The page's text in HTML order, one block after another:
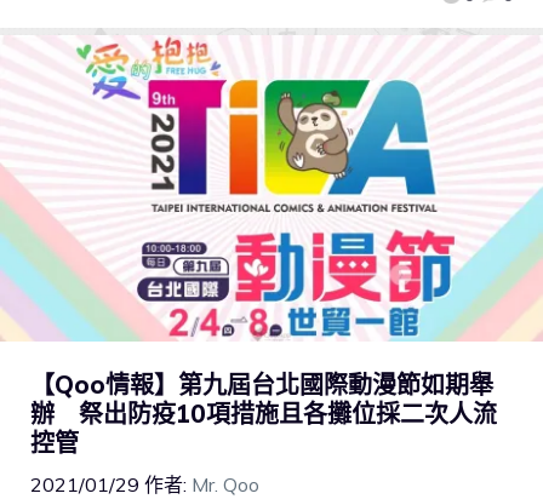
【Qoo情報】第九屆台北國際動漫節如期舉
辦 祭出防疫10項措施且各攤位採二次人流
控管
2021/01/29 作者: Mr. Qoo